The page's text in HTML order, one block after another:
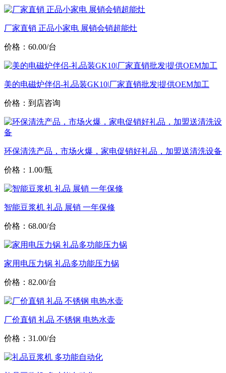
厂家直销 正品小家电 展销会销超能灶
价格：60.00/台
美的电磁炉伴侣-礼品装GK10|厂家直销批发|提供OEM加工
价格：到店咨询
环保清洗产品，市场火爆，家电促销好礼品，加盟送清洗设备
价格：1.00/瓶
智能豆浆机 礼品 展销 一年保修
价格：68.00/台
家用电压力锅 礼品多功能压力锅
价格：82.00/台
厂价直销 礼品 不锈钢 电热水壶
价格：31.00/台